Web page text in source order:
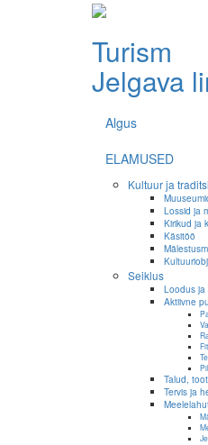
Turism
Jelgava
Algus
ELAMUSED
Kultuur ja
Lossid ja
Kirikud ja
Käsitöö
Seiklus
Loodus ja
Aktiivne
Talud,
Tervis ja